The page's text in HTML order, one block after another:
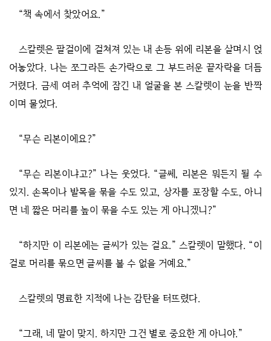
“책 속에서 찾았어요.”
스칼렛은 팔걸이에 걸쳐져 있는 내 손등 위에 리본을 살며시 얹
어놓았다. 나는 쪼그라든 손가락으로 그 부드러운 끝자락을 더듬
거렸다. 금세 여러 추억에 잠긴 내 얼굴을 본 스칼렛이 눈을 반짝
이며 물었다.
“무슨 리본이에요?”
“무슨 리본이냐고?” 나는 웃었다. “글쎄, 리본은 뭐든지 될 수
있지. 손목이나 발목을 묶을 수도 있고, 상자를 포장할 수도, 아니
면 네 짧은 머리를 높이 묶을 수도 있는 게 아니겠니?”
“하지만 이 리본에는 글씨가 있는 걸요.” 스칼렛이 말했다. “이
걸로 머리를 묶으면 글씨를 볼 수 없을 거예요.”
스칼렛의 명료한 지적에 나는 감탄을 터뜨렸다.
“그래, 네 말이 맞지. 하지만 그건 별로 중요한 게 아니야.”